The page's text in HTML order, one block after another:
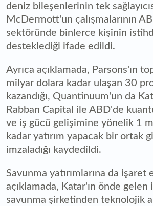
deniz bileşenlerinin tek
McDermott'un çalışmalarının
sektöründe binlerce kişinin
desteklediği ifade edildi.
Ayrıca açıklamada, Parsons'ın
milyar dolara kadar ulaşan 30
kazandığı, Quantinuum'un da
Rabban Capital ile ABD'de
ve iş gücü gelişimine yönelik 1
kadar yatırım yapacak bir ortak
imzaladığı kaydedildi.
Savunma yatırımlarına da işaret
açıklamada, Katar'ın önde gelen
savunma şirketinden teknolojik